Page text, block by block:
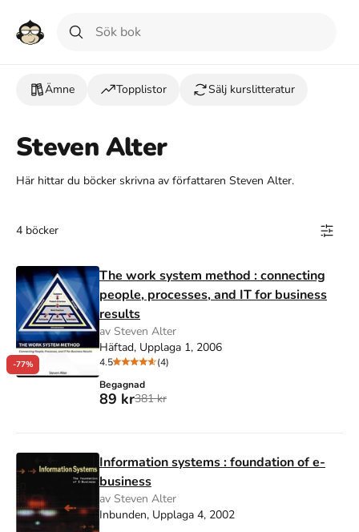
Ämne Topplistor Sälj kurslitteratur
Steven Alter
Här hittar du böcker skrivna av författaren Steven Alter.
4 böcker
-77%
The work system method : connecting
people, processes, and IT for business
results
av Steven Alter
Häftad, Upplaga 1, 2006
4.5
(4)
Begagnad
89 kr381 kr
Information systems : foundation of e-
business
av Steven Alter
Inbunden, Upplaga 4, 2002